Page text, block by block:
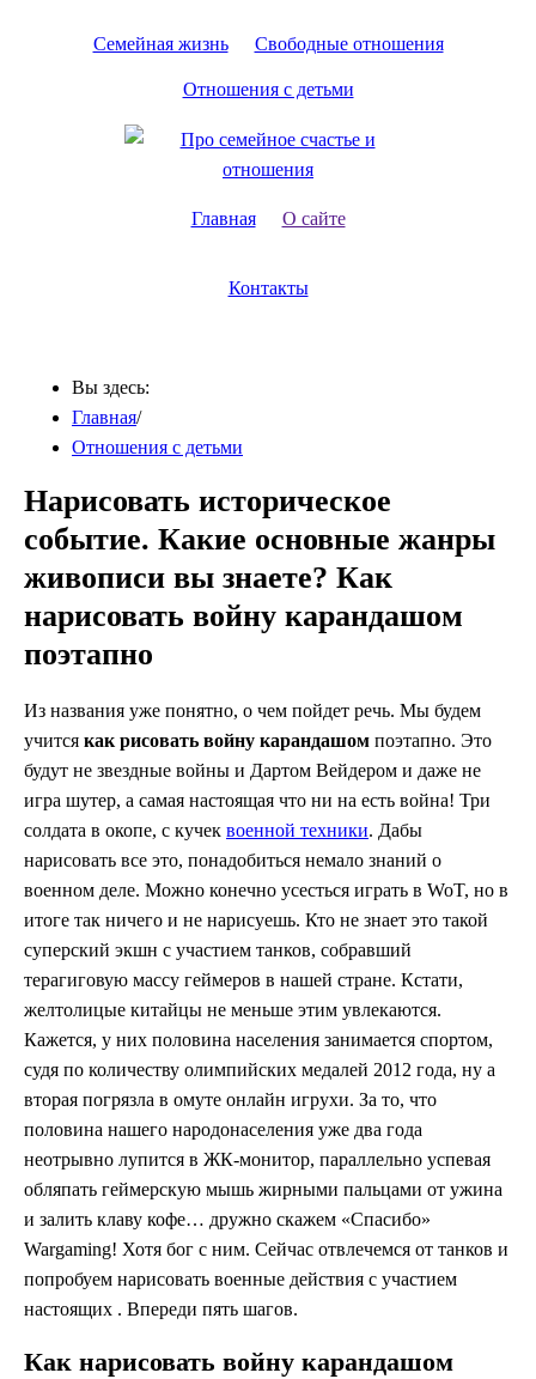
Семейная жизнь Свободные отношения
Отношения с детьми
Главная О сайте
Контакты
Вы здесь:
Главная/
Отношения с детьми
Нарисовать историческое
событие. Какие основные жанры
живописи вы знаете? Как
нарисовать войну карандашом
поэтапно
Из названия уже понятно, о чем пойдет речь. Мы будем
учится как рисовать войну карандашом поэтапно. Это
будут не звездные войны и Дартом Вейдером и даже не
игра шутер, а самая настоящая что ни на есть война! Три
солдата в окопе, с кучек военной техники. Дабы
нарисовать все это, понадобиться немало знаний о
военном деле. Можно конечно усесться играть в WoT, но в
итоге так ничего и не нарисуешь. Кто не знает это такой
суперский экшн с участием танков, собравший
терагиговую массу геймеров в нашей стране. Кстати,
желтолицые китайцы не меньше этим увлекаются.
Кажется, у них половина населения занимается спортом,
судя по количеству олимпийских медалей 2012 года, ну а
вторая погрязла в омуте онлайн игрухи. За то, что
половина нашего народонаселения уже два года
неотрывно лупится в ЖК-монитор, параллельно успевая
обляпать геймерскую мышь жирными пальцами от ужина
и залить клаву кофе… дружно скажем «Спасибо»
Wargaming! Хотя бог с ним. Сейчас отвлечемся от танков и
попробуем нарисовать военные действия с участием
настоящих . Впереди пять шагов.
Как нарисовать войну карандашом